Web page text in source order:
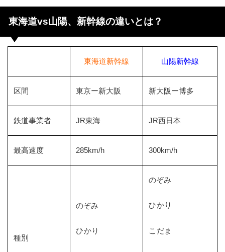
東海道vs山陽、新幹線の違いとは？
東海道新幹線 山陽新幹線
区間 東京ー新大阪 新大阪ー博多
鉄道事業者 JR東海 JR西日本
最高速度 285km/h 300km/h
種別
のぞみ
ひかり
のぞみ
ひかり
こだま